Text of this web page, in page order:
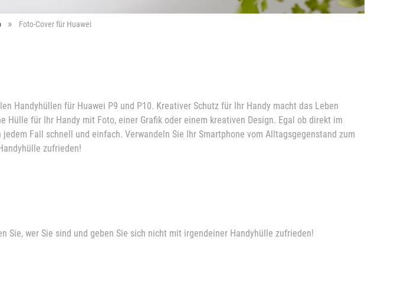
Foto-Cover für Huawei
Handyhüllen für Huawei P9 und P10. Kreativer Schutz für Ihr Handy macht das Leben
für Ihr Handy mit Foto, einer Grafik oder einem kreativen Design. Egal ob direkt im
Fall schnell und einfach. Verwandeln Sie Ihr Smartphone vom Alltagsgegenstand zum
zufrieden!
Sie, wer Sie sind und geben Sie sich nicht mit irgendeiner Handyhülle zufrieden!